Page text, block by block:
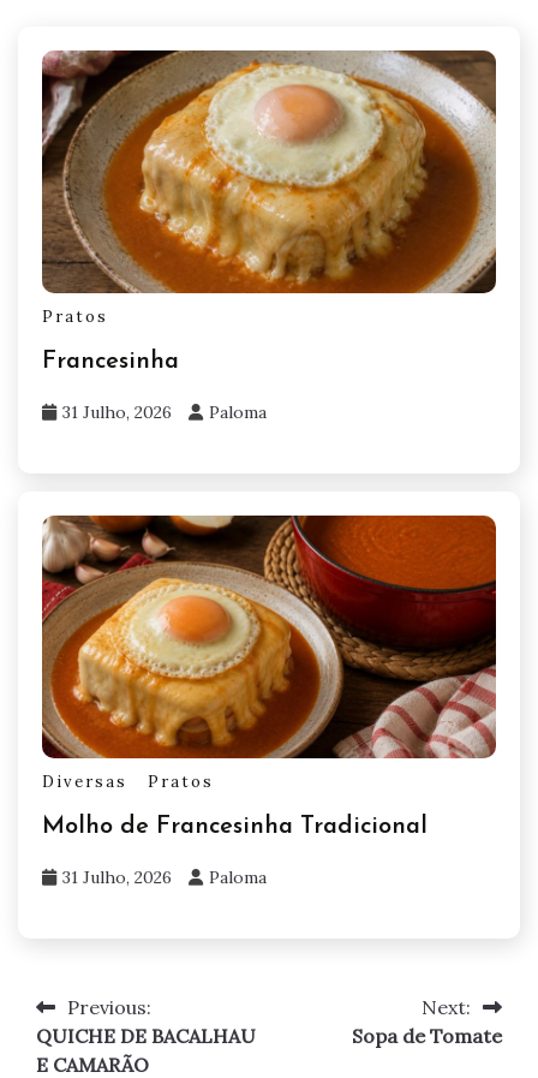
Pratos
Francesinha
31 Julho, 2026 Paloma
Diversas Pratos
Molho de Francesinha Tradicional
31 Julho, 2026 Paloma
Navegação
de
Previous:
QUICHE DE BACALHAU
E CAMARÃO
Next:
Sopa de Tomate